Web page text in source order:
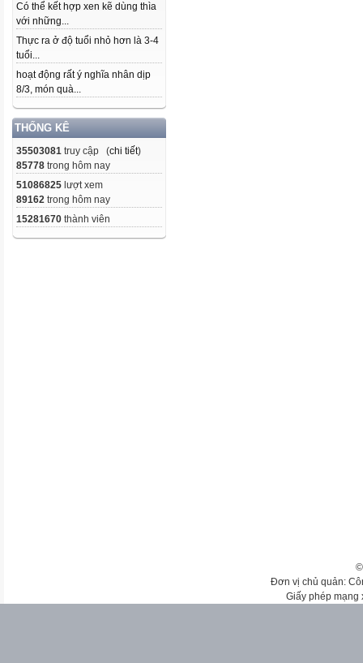
Có thể kết hợp xen kẽ dùng thìa
với những...
Thực ra ở độ tuổi nhỏ hơn là 3-4
tuổi...
hoạt động rất ý nghĩa nhân dịp
8/3, món quà...
THỐNG KÊ
35503081 truy cập (chi tiết)
85778 trong hôm nay
51086825 lượt xem
89162 trong hôm nay
15281670 thành viên
Đơn vị chủ quản:
Giấy phép mạng